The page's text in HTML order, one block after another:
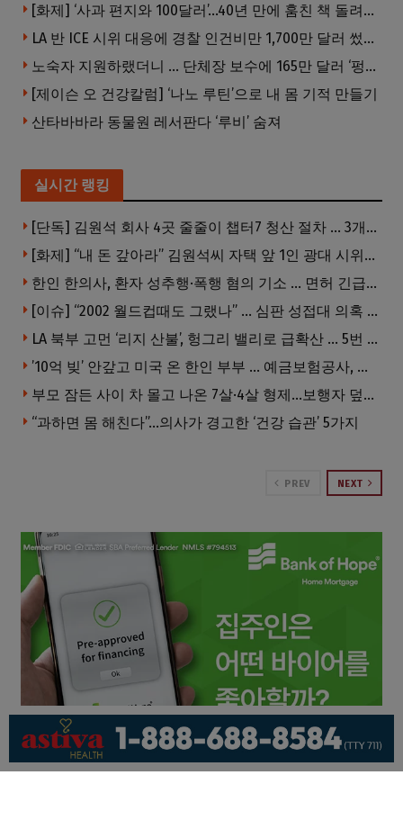
[화제] ‘사과 편지와 100달러’…40년 만에 훔친 책 돌려준 절도범
LA 반 ICE 시위 대응에 경찰 인건비만 1,700만 달러 썼다.
노숙자 지원하랬더니 … 단체장 보수에 165만 달러 ‘펑펑’
[제이슨 오 건강칼럼] ‘나노 루틴’으로 내 몸 기적 만들기
산타바바라 동물원 레서판다 ‘루비’ 숨져
실시간 랭킹
[단독] 김원석 회사 4곳 줄줄이 챕터7 청산 절차 … 3개 법인 같은 날 동시 파산 신청
[화제] “내 돈 갚아라” 김원석씨 자택 앞 1인 광대 시위 … 한인 투자사, “108만 달러 못받아”
한인 한의사, 환자 성추행·폭행 혐의 기소 … 면허 긴급정지
[이슈] “2002 월드컵때도 그랬나” … 심판 성접대 의혹 해외로 일파만파, 4강 신화까지 불똥
LA 북부 고먼 ‘리지 산불’, 헝그리 밸리로 급확산 … 5번 Fwy 양방향 전면 폐쇄
’10억 빚’ 안갚고 미국 온 한인 부부 … 예금보험공사, 미국서 소송
부모 잠든 사이 차 몰고 나온 7살·4살 형제…보행자 덮쳐 중태
“과하면 몸 해친다”…의사가 경고한 ‘건강 습관’ 5가지
PREV NEXT